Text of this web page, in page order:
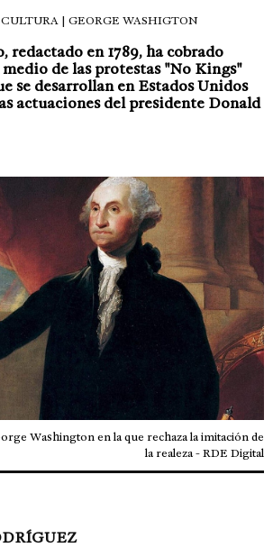
| GEORGE WASHIGTON
redactado en 1789, ha cobrado
de las protestas "No Kings"
se desarrollan en Estados Unidos
actuaciones del presidente Donald
Washington en la que rechaza la imitación de
la realeza - RDE Digital